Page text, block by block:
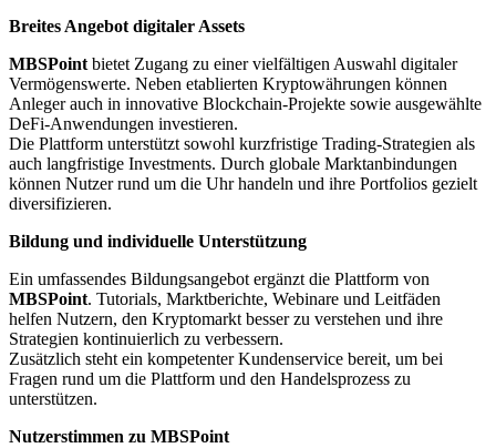
Breites Angebot digitaler Assets
MBSPoint bietet Zugang zu einer vielfältigen Auswahl digitaler
Vermögenswerte. Neben etablierten Kryptowährungen können
Anleger auch in innovative Blockchain-Projekte sowie ausgewählte
DeFi-Anwendungen investieren.
Die Plattform unterstützt sowohl kurzfristige Trading-Strategien als
auch langfristige Investments. Durch globale Marktanbindungen
können Nutzer rund um die Uhr handeln und ihre Portfolios gezielt
diversifizieren.
Bildung und individuelle Unterstützung
Ein umfassendes Bildungsangebot ergänzt die Plattform von
MBSPoint. Tutorials, Marktberichte, Webinare und Leitfäden
helfen Nutzern, den Kryptomarkt besser zu verstehen und ihre
Strategien kontinuierlich zu verbessern.
Zusätzlich steht ein kompetenter Kundenservice bereit, um bei
Fragen rund um die Plattform und den Handelsprozess zu
unterstützen.
Nutzerstimmen zu MBSPoint